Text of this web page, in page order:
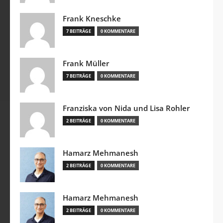
Frank Kneschke
7 BEITRÄGE 0 KOMMENTARE
Frank Müller
7 BEITRÄGE 0 KOMMENTARE
Franziska von Nida und Lisa Rohler
2 BEITRÄGE 0 KOMMENTARE
Hamarz Mehmanesh
2 BEITRÄGE 0 KOMMENTARE
Hamarz Mehmanesh
2 BEITRÄGE 0 KOMMENTARE